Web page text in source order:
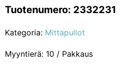
Tuotenumero: 2332231
Kategoria: Mittapullot
Myyntierä: 10 / Pakkaus